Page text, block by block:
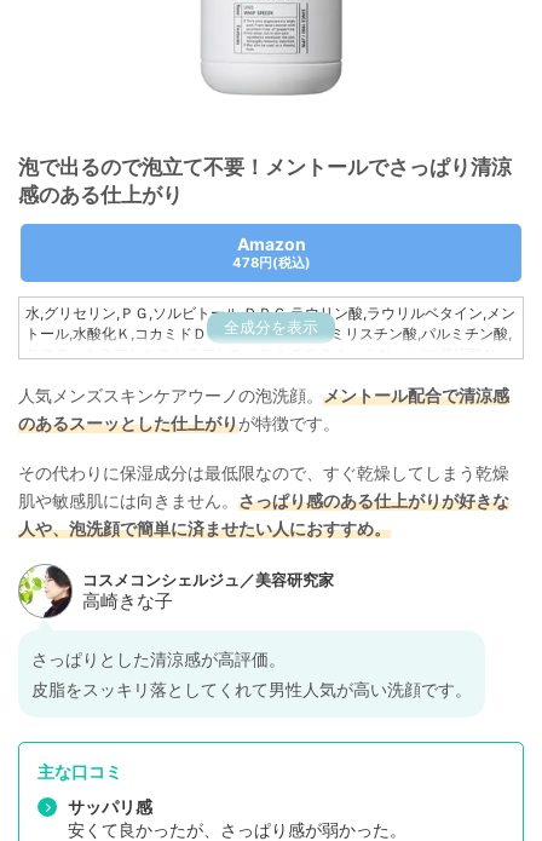
泡で出るので泡立て不要！メントールでさっぱり清涼
感のある仕上がり
Amazon
478円(税込)
全成分を表示
水,グリセリン,ＰＧ,ソルビトール,ＤＰＧ,ラウリン酸,ラウリルベタイン,メン
トール,水酸化Ｋ,コカミドＤＥＡ,ジグリセリン,ミリスチン酸,パルミチン酸,
人気メンズスキンケアウーノの泡洗顔。 メントール配合で清涼感
のあるスーッとした仕上がりが特徴です。
その代わりに保湿成分は最低限なので、すぐ乾燥してしまう乾燥
肌や敏感肌には向きません。 さっぱり感のある仕上がりが好きな
人や、泡洗顔で簡単に済ませたい人におすすめ。
さっぱりとした清涼感が高評価。
皮脂をスッキリ落としてくれて男性人気が高い洗顔です。
主な口コミ
サッパリ感
安くて良かったが、さっぱり感が弱かった。